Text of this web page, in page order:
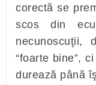
corectă se
scos din
necunoscuţii,
“foarte bine”,
durează până